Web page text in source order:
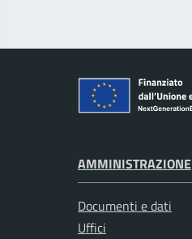
AMMINISTRAZIONE
Documenti e dati
Uffici